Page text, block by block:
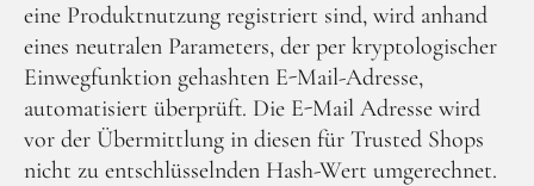
eine Produktnutzung registriert sind, wird anhand
eines neutralen Parameters, der per kryptologischer
Einwegfunktion gehashten E-Mail-Adresse,
automatisiert überprüft. Die E-Mail Adresse wird
vor der Übermittlung in diesen für Trusted Shops
nicht zu entschlüsselnden Hash-Wert umgerechnet.